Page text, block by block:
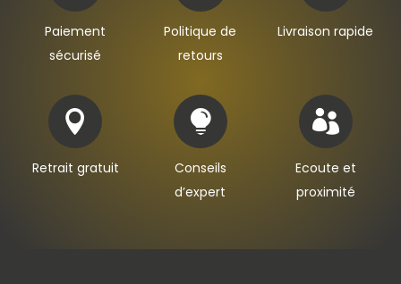
Paiement
sécurisé
Politique de
retours
Livraison rapide

Retrait gratuit

Conseils
d’expert

Ecoute et
proximité